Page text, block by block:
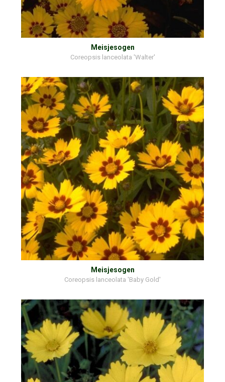
Meisjesogen
Coreopsis lanceolata 'Walter'
Meisjesogen
Coreopsis lanceolata 'Baby Gold'